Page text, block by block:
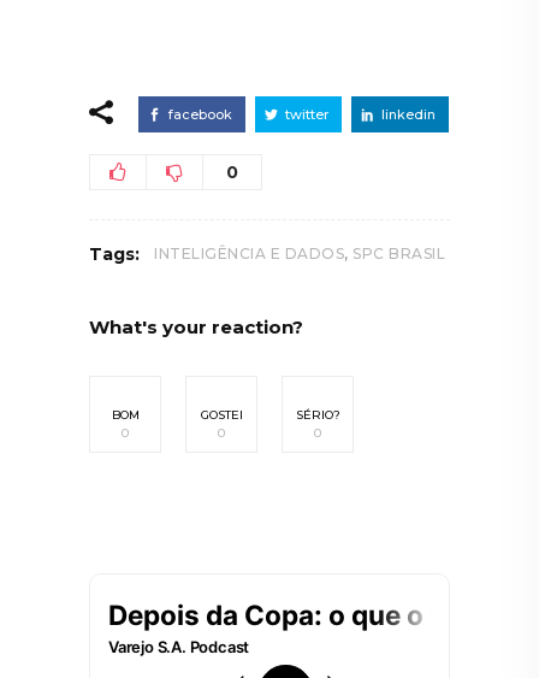
facebook twitter linkedin
0
Tags: INTELIGÊNCIA E DADOS, SPC BRASIL
What's your reaction?
BOM
0
GOSTEI
0
SÉRIO?
0